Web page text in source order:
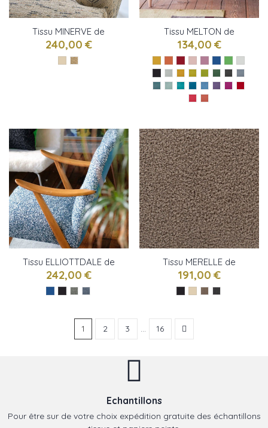
Tissu MINERVE de
Designers Guild
240,00 €
Tissu MELTON de
Designers Guild
134,00 €
Tissu ELLIOTTDALE de
Designers Guild
242,00 €
Tissu MERELLE de
Designers Guild
191,00 €
1 2 3 … 16
Echantillons
Pour être sur de votre choix expédition gratuite des échantillons